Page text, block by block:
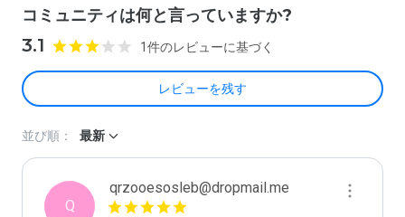
コミュニティは何と言っていますか?
3.1 1件のレビューに基づく
レビューを残す
並び順： 最新
Q
qrzooesosleb@dropmail.me